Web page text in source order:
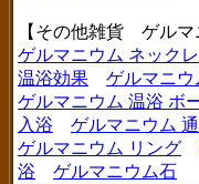
【その他雑貨 ゲルマ
ゲルマニウム ネック
温浴効果
ゲルマニウ
ゲルマニウム 温浴 ボ
入浴
ゲルマニウム
ゲルマニウム リング
浴
ゲルマニウム石